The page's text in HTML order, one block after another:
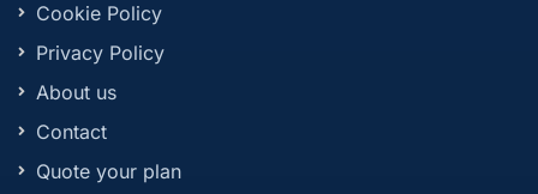
Cookie Policy
Privacy Policy
About us
Contact
Quote your plan